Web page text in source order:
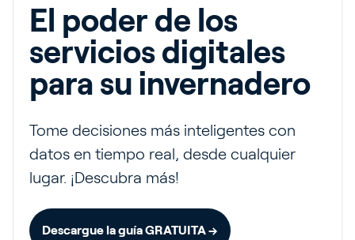
El poder de los
servicios digitales
para su invernadero
Tome decisiones más inteligentes con
datos en tiempo real, desde cualquier
lugar. ¡Descubra más!
Descargue la guía GRATUITA →